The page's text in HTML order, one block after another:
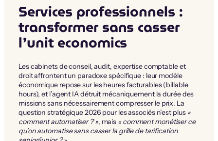
Services professionnels :
transformer sans casser
l’unit economics
Les cabinets de conseil, audit, expertise comptable et
droit affrontent un paradoxe spécifique : leur modèle
économique repose sur les heures facturables (billable
hours), et l’agent IA détruit mécaniquement la durée des
missions sans nécessairement compresser le prix. La
question stratégique 2026 pour les associés n’est plus «
comment automatiser ? », mais « comment monétiser ce
qu’on automatise sans casser la grille de tarification